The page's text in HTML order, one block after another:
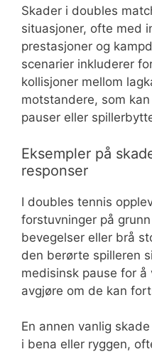
Skader i doubles
situasjoner, ofte med
prestasjoner og
scenarier inkluderer
kollisjoner mellom
motstandere, som
pauser eller
Eksempler på
responser
I doubles tennis
forstuvninger på
bevegelser eller brå
den berørte spilleren
medisinsk pause for å
avgjøre om de kan
En annen vanlig
i bena eller ryggen,